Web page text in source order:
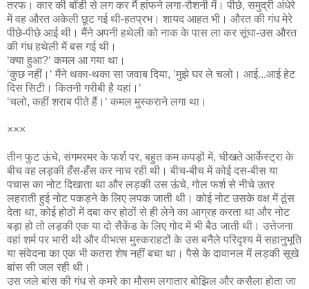
तरफ। कार की बॉडी से लग कर मैं हांफने लगा-रौशनी में। पीछे, समुद्री अंधेरे
में वह औरत अकेली छूट गई थी-हतप्रभ। शायद आहत भी। औरत की गंध मेरे
पीछे-पीछे आई थी। मैंने अपनी हथेली को नाक के पास ला कर सूंघा-उस औरत
की गंध हथेली में बस गई थी।
‘क्या हुआ?‘ कमल आ गया था।
‘कुछ नहीं।‘ मैंने थका-थका सा जवाब दिया, ‘मुझे घर ले चलो। आई...आई हेट
दिस सिटी। कितनी गरीबी है यहां।‘
‘चलो, कहीं शराब पीते हैं।‘ कमल मुस्कराने लगा था।
×××
तीन फुट ऊंचे, संगमरमर के फर्श पर, बहुत कम कपड़ों में, चीखते आर्केस्ट्रा के
बीच वह लड़की हँस-हँस कर नाच रही थी। बीच-बीच में कोई दस-बीस या
पचास का नोट दिखाता था और लड़की उस ऊंचे, गोल फर्श से नीचे उतर
लहराती हुई नोट पकड़ने के लिए लपक जाती थी। कोई नोट उसके वक्ष में ठूंस
देता था, कोई होठों में दबा कर होठों से ही लेने का आग्रह करता था और नोट
बड़ा हो तो लड़की एक या दो सैकेंड के लिए गोद में भी बैठ जाती थी। उत्तेजना
वहां शर्म पर भारी थी और वीभत्स मुस्कराहटों के उस बनैले परिदृश्य में सहानुभूति
या संवेदना का एक भी कतरा शेष नहीं बचा था। पैसे के दावानल में लड़की सूखे
बांस सी जल रही थी।
उस जले बांस की गंध से कमरे का मौसम लगातार बोझिल और कसैला होता जा